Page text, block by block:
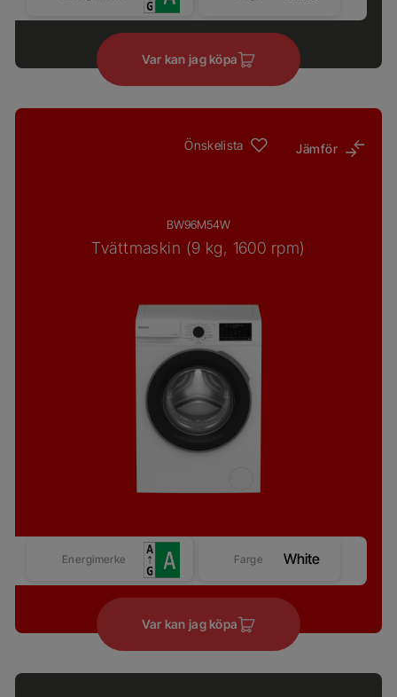
Var kan jag köpa
Önskelista Jämför
BW96M54W
Tvättmaskin (9 kg, 1600 rpm)
Energimerke Farge White
Var kan jag köpa